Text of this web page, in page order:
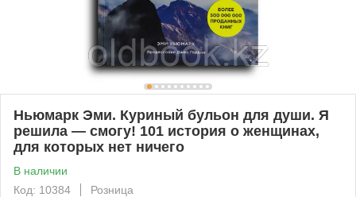
Ньюмарк Эми. Куриный бульон для души. Я
решила — смогу! 101 история о женщинах,
для которых нет ничего
В наличии
Код: 10384
Розница